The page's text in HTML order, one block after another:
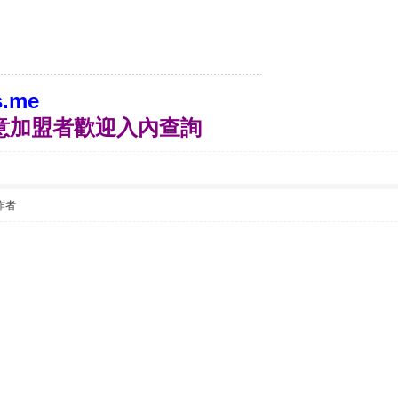
加盟者歡迎入內查詢
者